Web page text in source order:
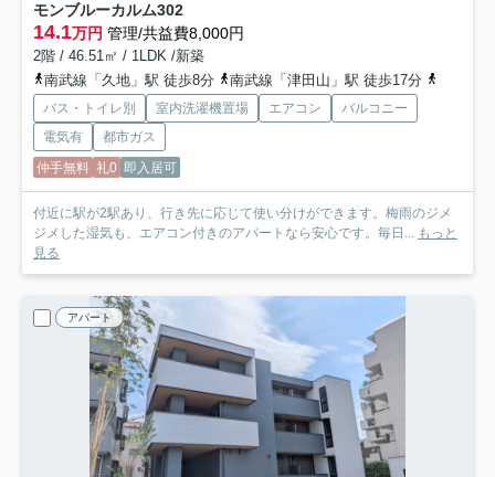
モンブルーカルム302
14.1万円 管理/共益費8,000円
2階 / 46.51㎡ / 1LDK /新築
南武線「久地」駅 徒歩8分
南武線「津田山」駅 徒歩17分
バス・トイレ別 室内洗濯機置場 エアコン
バルコニー
電気有
都市ガス
仲手無料 礼0 即入居可
付近に駅が2駅あり、行き先に応じて使い分けができます。梅雨のジメ
ジメした湿気も、エアコン付きのアパートなら安心です。毎日... もっと
見る
アパート